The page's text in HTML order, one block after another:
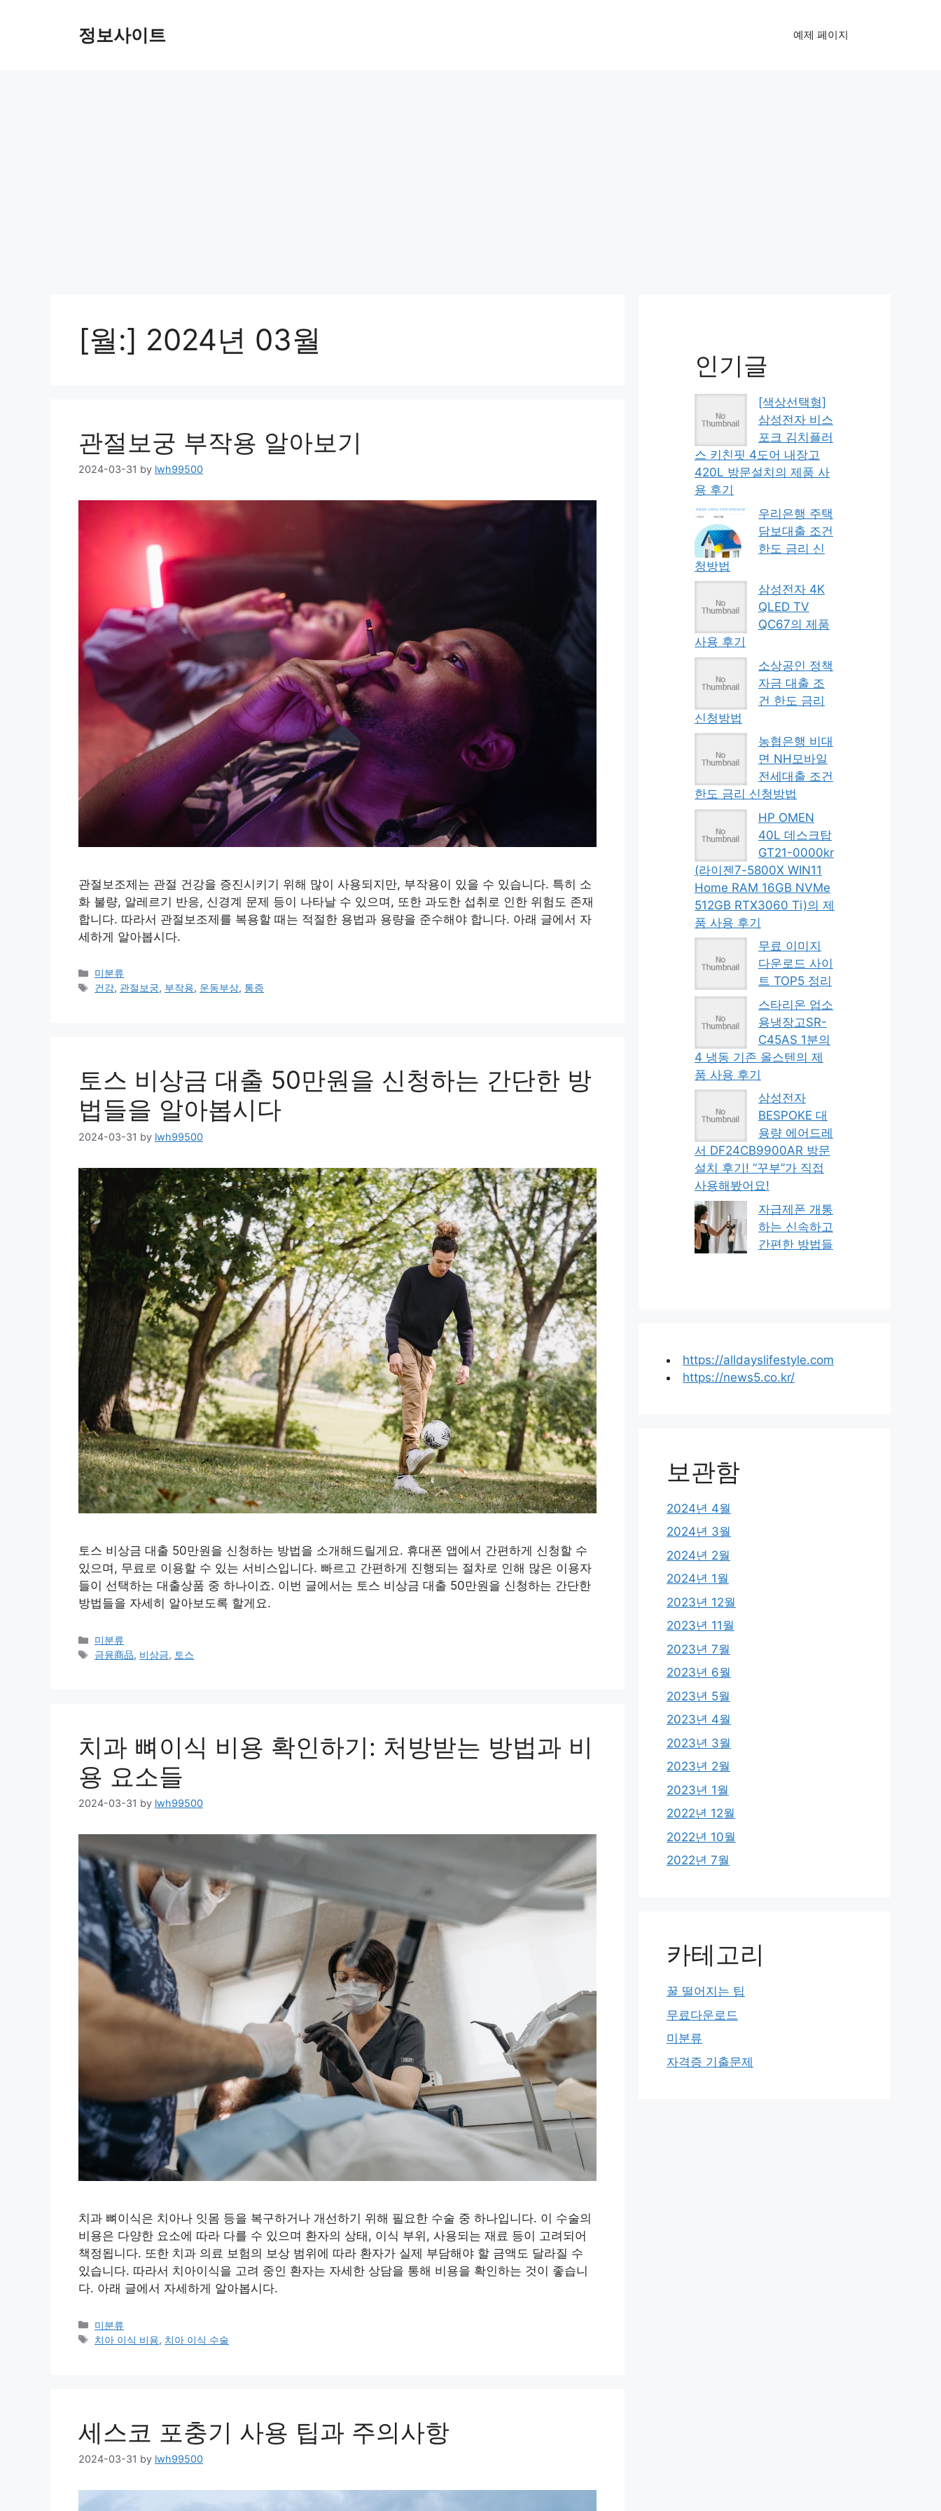
정보사이트 예제 페이지
[월:] 2024년 03월
관절보궁 부작용 알아보기
2024-03-31 by lwh99500
관절보조제는 관절 건강을 증진시키기 위해 많이 사용되지만, 부작용이 있을 수 있습니다. 특히 소
화 불량, 알레르기 반응, 신경계 문제 등이 나타날 수 있으며, 또한 과도한 섭취로 인한 위험도 존재
합니다. 따라서 관절보조제를 복용할 때는 적절한 용법과 용량을 준수해야 합니다. 아래 글에서 자
세하게 알아봅시다.
Categories
미분류
Tags
건강, 관절보궁, 부작용, 운동부상, 통증
토스 비상금 대출 50만원을 신청하는 간단한 방
법들을 알아봅시다
2024-03-31 by lwh99500
토스 비상금 대출 50만원을 신청하는 방법을 소개해드릴게요. 휴대폰 앱에서 간편하게 신청할 수
있으며, 무료로 이용할 수 있는 서비스입니다. 빠르고 간편하게 진행되는 절차로 인해 많은 이용자
들이 선택하는 대출상품 중 하나이죠. 이번 글에서는 토스 비상금 대출 50만원을 신청하는 간단한
방법들을 자세히 알아보도록 할게요.
Categories
미분류
Tags
금융商品, 비상금, 토스
치과 뼈이식 비용 확인하기: 처방받는 방법과 비
용 요소들
2024-03-31 by lwh99500
치과 뼈이식은 치아나 잇몸 등을 복구하거나 개선하기 위해 필요한 수술 중 하나입니다. 이 수술의
비용은 다양한 요소에 따라 다를 수 있으며 환자의 상태, 이식 부위, 사용되는 재료 등이 고려되어
책정됩니다. 또한 치과 의료 보험의 보상 범위에 따라 환자가 실제 부담해야 할 금액도 달라질 수
있습니다. 따라서 치아이식을 고려 중인 환자는 자세한 상담을 통해 비용을 확인하는 것이 좋습니
다. 아래 글에서 자세하게 알아봅시다.
Categories
미분류
Tags
치아 이식 비용, 치아 이식 수술
세스코 포충기 사용 팁과 주의사항
2024-03-31 by lwh99500
인기글
[색상선택형]
삼성전자 비스
포크 김치플러
스 키친핏 4도어 내장고
420L 방문설치의 제품 사
용 후기
우리은행 주택
담보대출 조건
한도 금리 신
청방법
삼성전자 4K
QLED TV
QC67의 제품
사용 후기
소상공인 정책
자금 대출 조
건 한도 금리
신청방법
농협은행 비대
면 NH모바일
전세대출 조건
한도 금리 신청방법
HP OMEN
40L 데스크탑
GT21-0000kr
(라이젠7-5800X WIN11
Home RAM 16GB NVMe
512GB RTX3060 Ti)의 제
품 사용 후기
무료 이미지
다운로드 사이
트 TOP5 정리
스타리온 업소
용냉장고SR-
C45AS 1분의
4 냉동 기존 올스텐의 제
품 사용 후기
삼성전자
BESPOKE 대
용량 에어드레
서 DF24CB9900AR 방문
설치 후기! “꾸부”가 직접
사용해봤어요!
자급제폰 개통
하는 신속하고
간편한 방법들
https://alldayslifestyle.com
https://news5.co.kr/
보관함
2024년 4월
2024년 3월
2024년 2월
2024년 1월
2023년 12월
2023년 11월
2023년 7월
2023년 6월
2023년 5월
2023년 4월
2023년 3월
2023년 2월
2023년 1월
2022년 12월
2022년 10월
2022년 7월
카테고리
꿀 떨어지는 팁
무료다운로드
미분류
자격증 기출문제